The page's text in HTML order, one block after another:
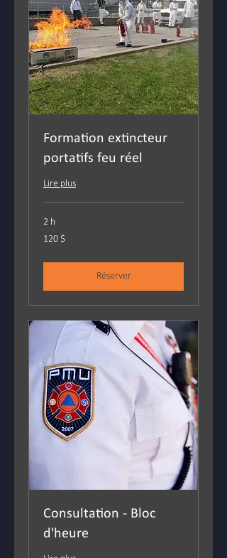
Formation extincteur
portatifs feu réel
Lire plus
2 h
120 dollars
canadiens
120 $
Réserver
Consultation - Bloc
d'heure